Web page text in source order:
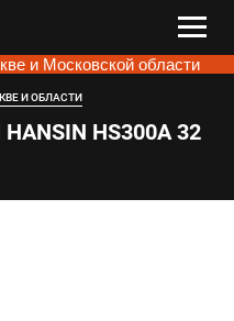
И ОБЛАСТИ
HS300A 32